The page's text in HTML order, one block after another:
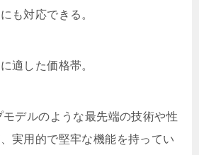
も対応できる。
適した価格帯。
デルのような最先端の技術や性
実用的で堅牢な機能を持ってい